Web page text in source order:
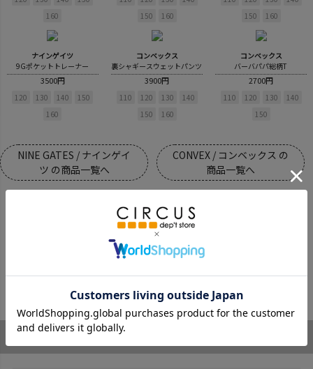
160
150
160
150
160
ナインゲイツ
9Gポケットトレーナー
3500円
120 130 140
150
160
コンベックス
裏シャギースウェットパンツ
3900円
110 120 130
140
150
160
コンベックス
バーバパパ総柄T
2700円
110 120 130
140
150
NINE GATES / ナインゲイ
ツ の商品一覧へ
CONVEX / コンベックス の
商品一覧へ
TOPICS